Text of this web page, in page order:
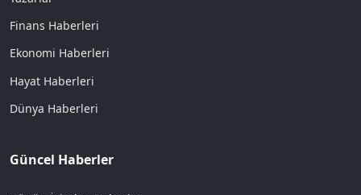
Finans Haberleri
Ekonomi Haberleri
Hayat Haberleri
Dünya Haberleri
Güncel Haberler